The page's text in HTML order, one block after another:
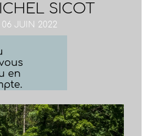
SICOT
06 JUIN 2022
en